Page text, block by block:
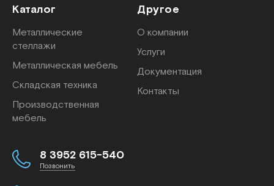
Каталог
Металлические
стеллажи
Металлическая мебель
Складская техника
Производственная
мебель
Другое
О компании
Услуги
Документация
Контакты
8 3952 615-540
Позвонить